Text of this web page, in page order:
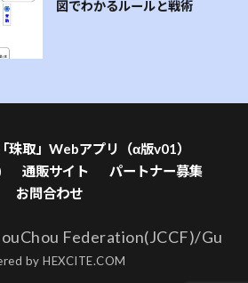
図でわかるルールと戦術
「珠取」Webアプリ（α版v01）
通販サイト
パートナー募集
お問合わせ
Federation(JCCF)/Gu
by HEXCITE.COM